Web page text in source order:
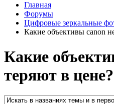
Главная
Форумы
Цифровые зеркальные
Какие объективы canon
Какие
теряют в цене?